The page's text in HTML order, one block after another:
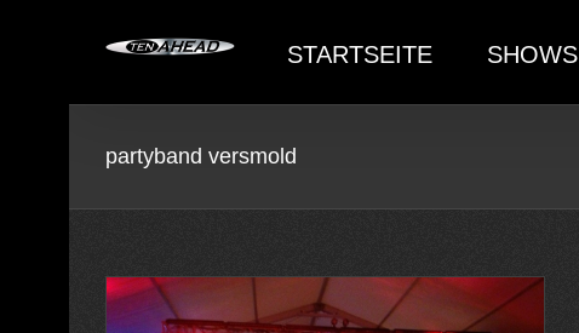
STARTSEITE SHOWS
partyband versmold